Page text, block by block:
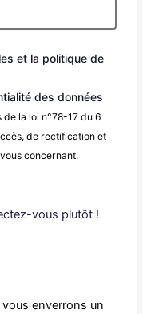
et la politique de
des données
la loi n°78-17 du 6
de rectification et
concernant.
vous plutôt !
enverrons un